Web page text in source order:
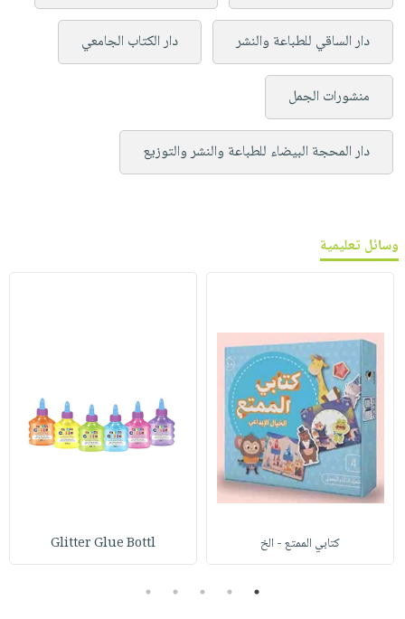
دار الساقي للطباعة والنشر دار الكتاب الجامعي
منشورات الجمل
دار المحجة البيضاء للطباعة والنشر والتوزيع
وسائل تعليمية
كتابي الممتع - الخ Glitter Glue Bottl
1
2
3
4
5